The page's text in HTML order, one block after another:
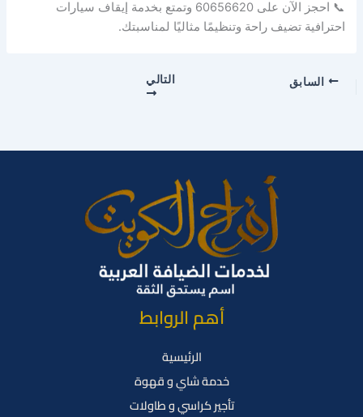
📞 احجز الآن على 60656620 وتمتع بخدمة إيقاف سيارات
احترافية تضيف راحة وتنظيمًا مثاليًا لمناسبتك.
السابق التالي
أهم الروابط
الرئيسية
خدمة شاي و قهوة
تأجير كراسي و طاولات